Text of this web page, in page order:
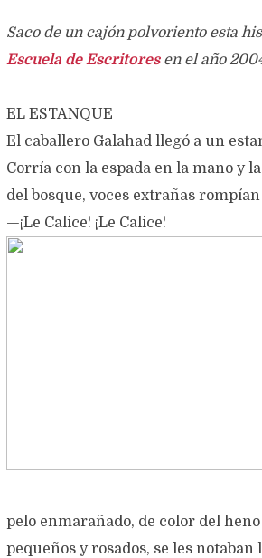
Saco de un cajón polvoriento esta
Escuela de Escritoresen el año
EL ESTANQUE
El caballero Galahad llegó a un
Corría con la espada en la mano y
del bosque, voces extrañas
—¡Le Calice! ¡Le Calice!
pelo enmarañado, de color del
pequeños y rosados, se les